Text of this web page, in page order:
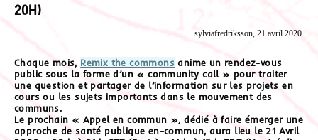
20h)
sylviafredriksson, 21 avril 2020.
Chaque mois, Remix the commons anime un rendez-vous
public sous la forme d’un « community call » pour traiter
une question et partager de l’information sur les projets en
cours ou les sujets importants dans le mouvement des
communs.
Le prochain « Appel en commun », dédié à faire émerger une
approche de santé publique en-commun, aura lieu le 21 Avril